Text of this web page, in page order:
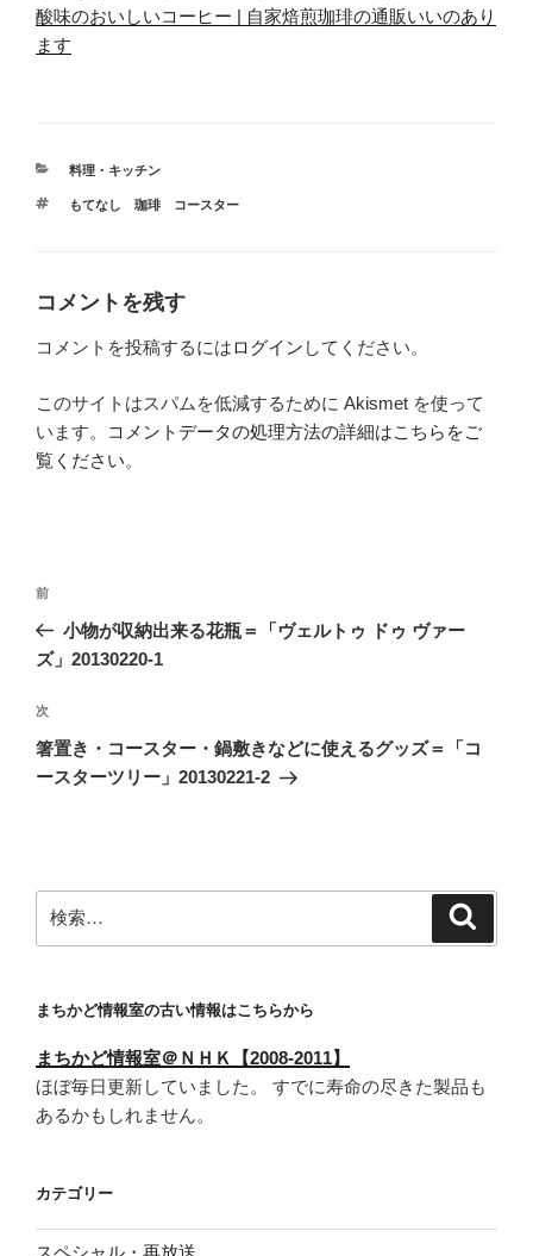
酸味のおいしいコーヒー | 自家焙煎珈琲の通販いいのあり
ます
カ
ゴ
料理・キッチン
タ
もてなし 珈琲 コースター
コメントを残す
コメントを投稿するにはログイン してください。
このサイトはスパムを低減するために Akismet を使って
います。
コメントデータの処理方法の詳細はこちらをご
覧ください。
投
ナ
ゲ
ー
シ
前
の
投
前
小物が収納出来る花瓶＝「ヴェルトゥ ドゥ ヴァー
ズ」20130220-1
次
の
次
箸置き・コースター・鍋敷きなどに使えるグッズ＝「コ
ースターツリー」20130221-2
索:
まちかど情報室の古い情報はこちらから
まちかど情報室＠ＮＨＫ【2008-2011】
ほぼ毎日更新していました。 すでに寿命の尽きた製品も
あるかもしれません。
カテゴリー